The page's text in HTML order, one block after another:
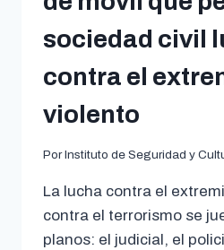
sociedad civil
contra el
violento
Por Instituto de Seguridad y
La lucha contra el
contra el terrorismo se
planos: el judicial, el